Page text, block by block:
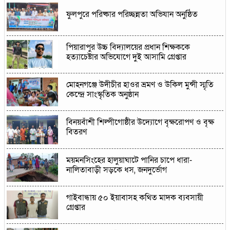
ফুলপুরে পরিষ্কার পরিচ্ছন্নতা অভিযান অনুষ্ঠিত
পিয়ারাপুর উচ্চ বিদ্যালয়ের প্রধান শিক্ষককে
হত্যাচেষ্টার অভিযোগে দুই আসামি গ্রেপ্তার
মোহনগঞ্জে উদীচীর হাওর ভ্রমণ ও উকিল মুন্সী স্মৃতি
কেন্দ্রে সাংস্কৃতিক অনুষ্ঠান
বিনয়বাঁশী শিল্পীগোষ্ঠীর উদ্যোগে বৃক্ষরোপণ ও বৃক্ষ
বিতরণ
ময়মনসিংহের হালুয়াঘাটে পানির চাপে ধারা-
নালিতাবাড়ী সড়কে ধস, জনদুর্ভোগ
গাইবান্ধায় ৫০ ইয়াবাসহ কথিত মাদক ব্যবসায়ী
গ্রেপ্তার